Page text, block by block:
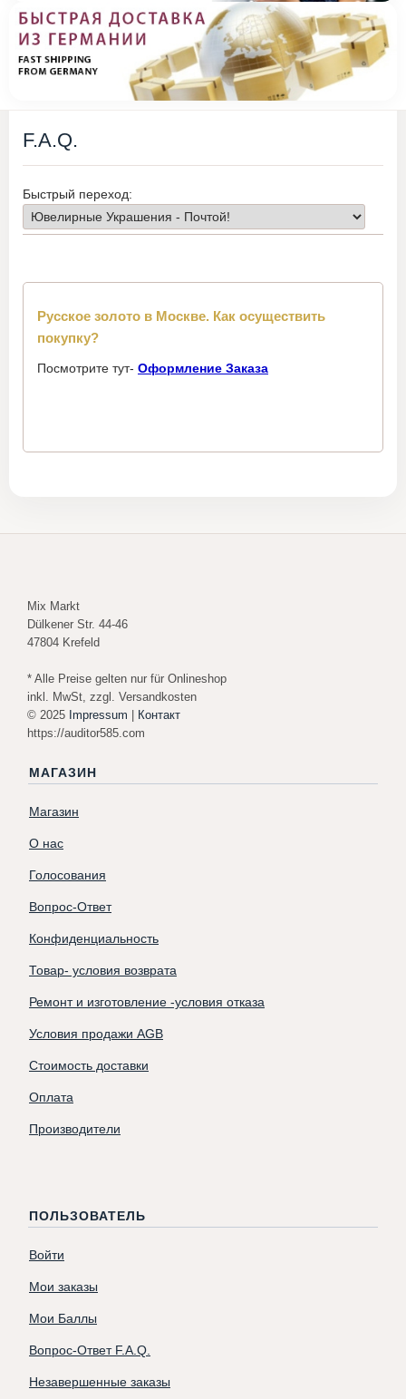
F.A.Q.
Быстрый переход:
Русское золото в Москве. Как осуществить
покупку?
Посмотрите тут- Оформление Заказа
Mix Markt
Dülkener Str. 44-46
47804 Krefeld
* Alle Preise gelten nur für Onlineshop
inkl. MwSt, zzgl. Versandkosten
© 2025 Impressum
Контакт
https://auditor585.com
МАГАЗИН
Магазин
О нас
Голосования
Вопрос-Ответ
Конфиденциальность
Товар- условия возврата
Ремонт и изготовление -условия отказа
Условия продажи AGB
Стоимость доставки
Оплата
Производители
ПОЛЬЗОВАТЕЛЬ
Войти
Мои заказы
Мои Баллы
Вопрос-Ответ F.A.Q.
Незавершенные заказы